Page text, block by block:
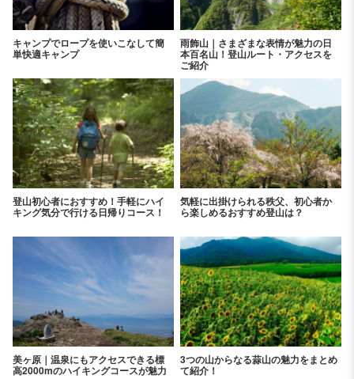
キャンプでロープを使いこなして簡
単快適キャンプ
雨飾山｜さまざまな表情が魅力の日
本百名山！登山ルート・アクセスを
ご紹介
登山初心者におすすめ！手軽にハイ
キング気分で行ける日帰りコース！
気軽に出掛けられる秩父、初心者か
ら楽しめるおすすめ登山は？
美ヶ原｜温泉にもアクセスできる標
高2000mのハイキングコースが魅力
3つの山からなる蒜山の魅力をまとめ
て紹介！